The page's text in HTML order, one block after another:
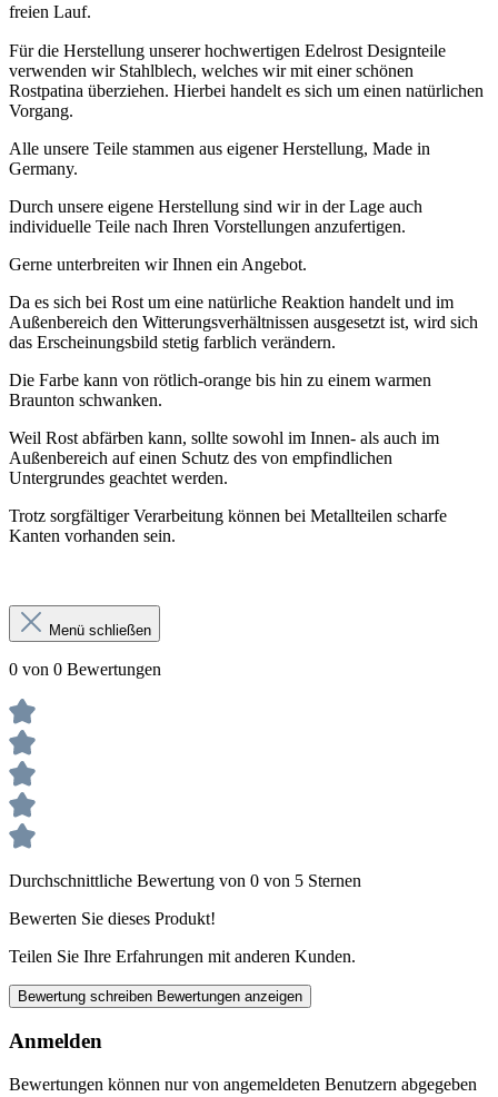
freien Lauf.
Für die Herstellung unserer hochwertigen Edelrost Designteile
verwenden wir Stahlblech, welches wir mit einer schönen
Rostpatina überziehen. Hierbei handelt es sich um einen natürlichen
Vorgang.
Alle unsere Teile stammen aus eigener Herstellung, Made in
Germany.
Durch unsere eigene Herstellung sind wir in der Lage auch
individuelle Teile nach Ihren Vorstellungen anzufertigen.
Gerne unterbreiten wir Ihnen ein Angebot.
Da es sich bei Rost um eine natürliche Reaktion handelt und im
Außenbereich den Witterungsverhältnissen ausgesetzt ist, wird sich
das Erscheinungsbild stetig farblich verändern.
Die Farbe kann von rötlich-orange bis hin zu einem warmen
Braunton schwanken.
Weil Rost abfärben kann, sollte sowohl im Innen- als auch im
Außenbereich auf einen Schutz des von empfindlichen
Untergrundes geachtet werden.
Trotz sorgfältiger Verarbeitung können bei Metallteilen scharfe
Kanten vorhanden sein.
Menü schließen
0 von 0 Bewertungen
Durchschnittliche Bewertung von 0 von 5 Sternen
Bewerten Sie dieses Produkt!
Teilen Sie Ihre Erfahrungen mit anderen Kunden.
Bewertung schreiben Bewertungen anzeigen
Anmelden
Bewertungen können nur von angemeldeten Benutzern abgegeben